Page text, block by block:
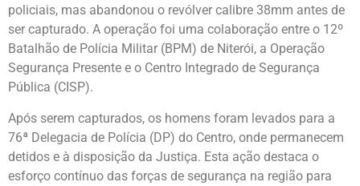
policiais, mas abandonou o revólver calibre 38mm antes de
ser capturado. A operação foi uma colaboração entre o 12º
Batalhão de Polícia Militar (BPM) de Niterói, a Operação
Segurança Presente e o Centro Integrado de Segurança
Pública (CISP).
Após serem capturados, os homens foram levados para a
76ª Delegacia de Polícia (DP) do Centro, onde permanecem
detidos e à disposição da Justiça. Esta ação destaca o
esforço contínuo das forças de segurança na região para